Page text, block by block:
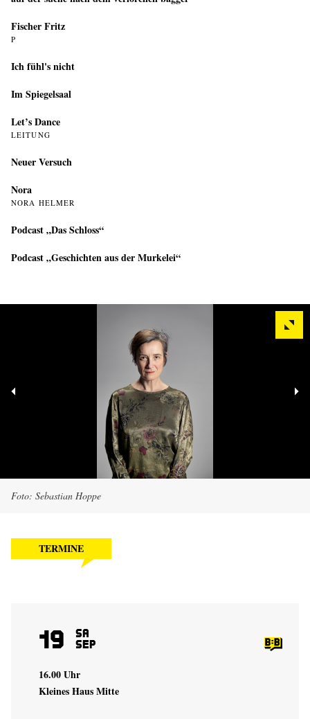
Fischer Fritz
P
Ich fühl's nicht
Im Spiegelsaal
Let’s Dance
LEITUNG
Neuer Versuch
Nora
NORA HELMER
Podcast „Das Schloss“
Podcast „Geschichten aus der Murkelei“
Foto: Sebastian Hoppe
TERMINE
19 Sa
Sep
16.00 Uhr
Kleines Haus Mitte